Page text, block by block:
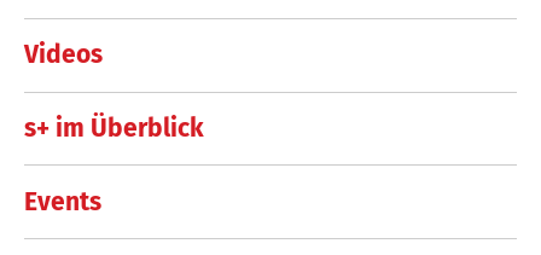
Videos
s+ im Überblick
Events